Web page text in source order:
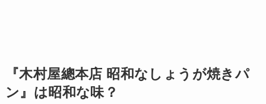
『木村屋總本店 昭和なしょうが焼きパ
ン』は昭和な味？